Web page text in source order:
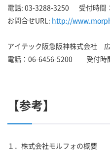
電話: 03-3288-3250 受付時間
お問合せURL: http://
アイテック阪急阪神株式会社
電話：06-6456-5200 受付時間
【参考】
１．株式会社モルフォの概要